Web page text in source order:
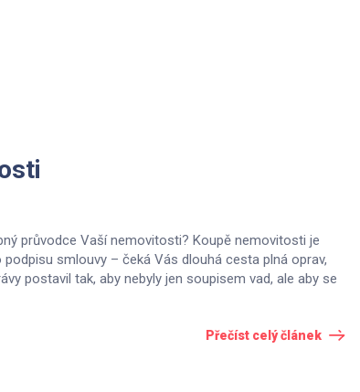
průvodce Vaší nemovitosti? Koupě nemovitosti je
smlouvy – čeká Vás dlouhá cesta plná oprav,
postavil tak, aby nebyly jen soupisem vad, ale aby se
Přečíst celý článek